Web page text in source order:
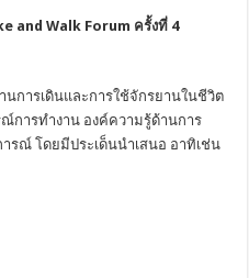
and Walk Forum ครั้งที่ 4
นการเดินและการใช้จักรยานในชีวิต
การทำงาน องค์ความรู้ด้านการ
รณ์ โดยมีประเด็นนำเสนอ อาทิเช่น